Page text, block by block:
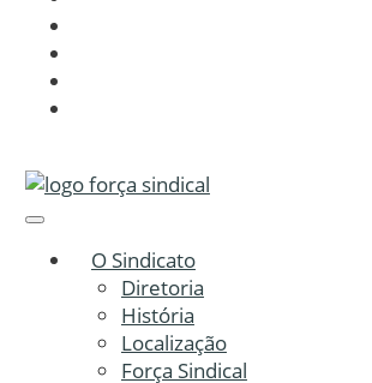
O Sindicato
Diretoria
História
Localização
Força Sindical